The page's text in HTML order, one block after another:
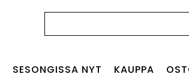
SESONGISSA NYT KAUPPA